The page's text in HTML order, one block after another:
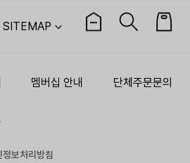
SITEMAP
멤버십 안내 단체주문문의
정보처리방침